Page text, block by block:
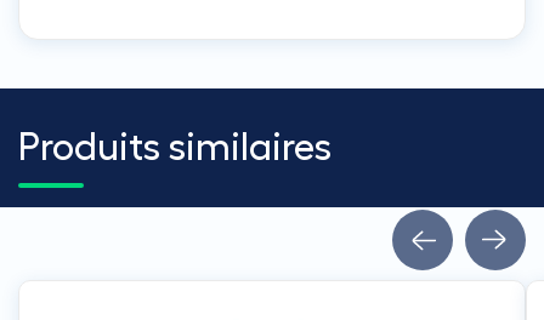
Produits similaires